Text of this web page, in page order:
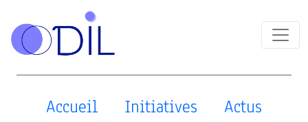
Accueil Initiatives
Actus